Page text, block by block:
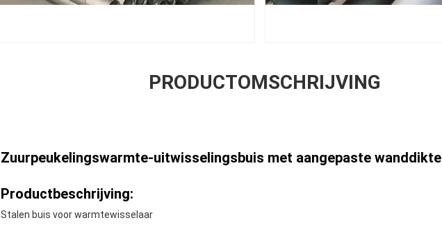
PRODUCTOMSCHRIJVING
Zuurpeukelingswarmte-uitwisselingsbuis met aangepaste wanddikte
Productbeschrijving:
Stalen buis voor warmtewisselaar